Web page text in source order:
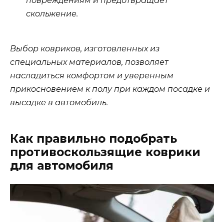
скольжение.
Выбор ковриков, изготовленных из
специальных материалов, позволяет
насладиться комфортом и уверенным
прикосновением к полу при каждом посадке и
высадке в автомобиль.
Как правильно подобрать
противоскользящие коврики
для автомобиля